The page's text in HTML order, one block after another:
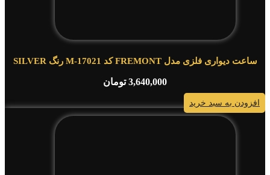
ساعت دیواری فلزی مدل FREMONT کد M-17021 رنگ SILVER
3,640,000 تومان
افزودن به سبد خرید